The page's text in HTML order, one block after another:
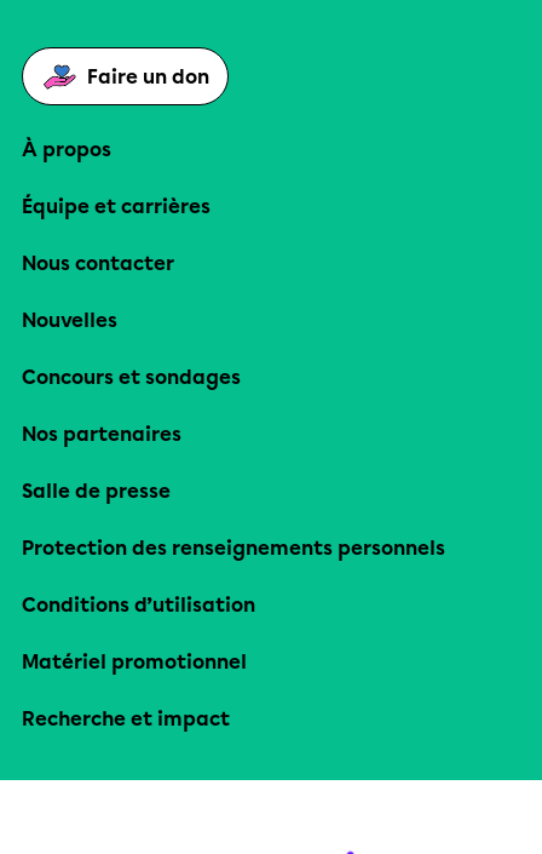
Faire un don
À propos
Équipe et carrières
Nous contacter
Nouvelles
Concours et sondages
Nos partenaires
Salle de presse
Protection des renseignements personnels
Conditions d’utilisation
Matériel promotionnel
Recherche et impact